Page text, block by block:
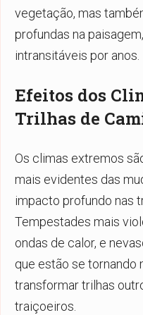
vegetação, mas
profundas na
intransitáveis por anos.
Efeitos dos
Trilhas de
Os climas extremos
mais evidentes das
impacto profundo nas
Tempestades mais
ondas de calor, e
que estão se tornando
transformar trilhas
traiçoeiros.